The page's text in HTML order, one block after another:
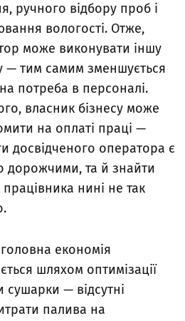
ручного відбору проб і
вологості. Отже,
може виконувати іншу
— тим самим зменшується
потреба в персоналі.
власник бізнесу може
на оплаті праці —
досвідченого оператора є
дорожчими, та й знайти
працівника нині не так
економія
шляхом оптимізації
сушарки — відсутні
палива на